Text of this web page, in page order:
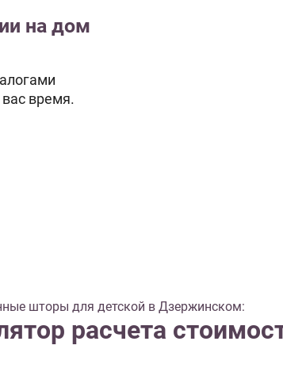
на дом
время.
шторы для детской в Дзержинском:
расчета